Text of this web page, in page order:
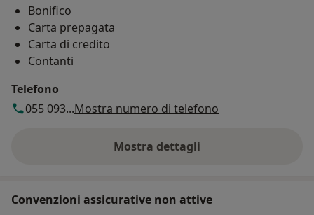
Bonifico
Carta prepagata
Carta di credito
Contanti
Telefono
055 093...Mostra numero di telefono
Mostra dettagli
sull'indirizzo
Convenzioni assicurative non attive